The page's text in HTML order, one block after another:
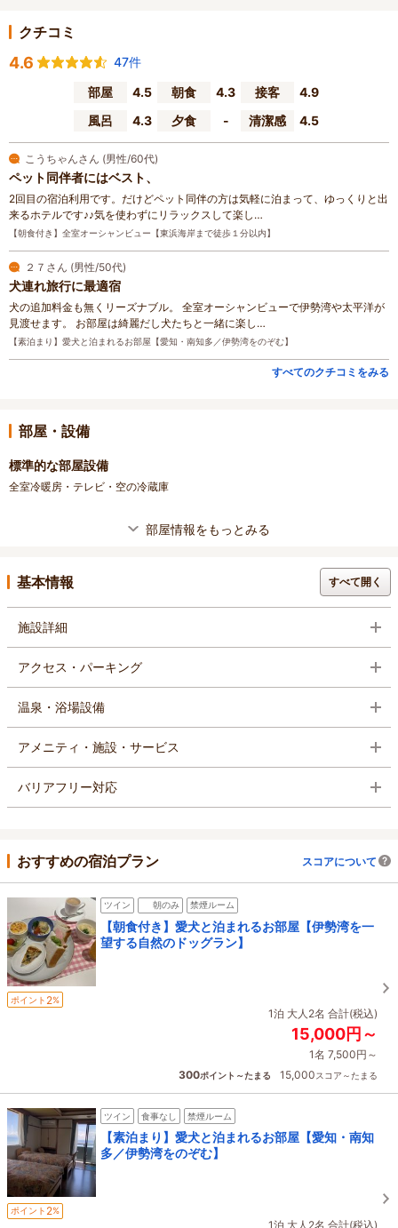
クチコミ
4.6
47件
部屋
4.5 朝食 4.3 接客
4.9
風呂
4.3 夕食 - 清潔感 4.5
こうちゃんさん (男性/60代)
ペット同伴者にはベスト、
2回目の宿泊利用です。だけどペット同伴の方は気軽に泊まって、ゆっくりと出
来るホテルです♪♪気を使わずにリラックスして楽し…
【朝食付き】全室オーシャンビュー【東浜海岸まで徒歩１分以内】
２７さん (男性/50代)
犬連れ旅行に最適宿
犬の追加料金も無くリーズナブル。 全室オーシャンビューで伊勢湾や太平洋が
見渡せます。 お部屋は綺麗だし犬たちと一緒に楽し…
【素泊まり】愛犬と泊まれるお部屋【愛知・南知多／伊勢湾をのぞむ】
すべてのクチコミをみる
部屋・設備
標準的な部屋設備
全室冷暖房・テレビ・空の冷蔵庫
部屋情報をもっとみる
基本情報 すべて開く
施設詳細
アクセス・パーキング
温泉・浴場設備
アメニティ・施設・サービス
バリアフリー対応
おすすめの宿泊プラン スコアについて
ツイン 朝のみ 禁煙ルーム
【朝食付き】愛犬と泊まれるお部屋【伊勢湾を一
望する自然のドッグラン】
ポイント 2%
1泊 大人2名 合計(税込)
15,000円～
1名 7,500円～
300ポイント～たまる 15,000スコア～たまる
ツイン 食事なし 禁煙ルーム
【素泊まり】愛犬と泊まれるお部屋【愛知・南知
多／伊勢湾をのぞむ】
ポイント 2%
1泊 大人2名 合計(税込)